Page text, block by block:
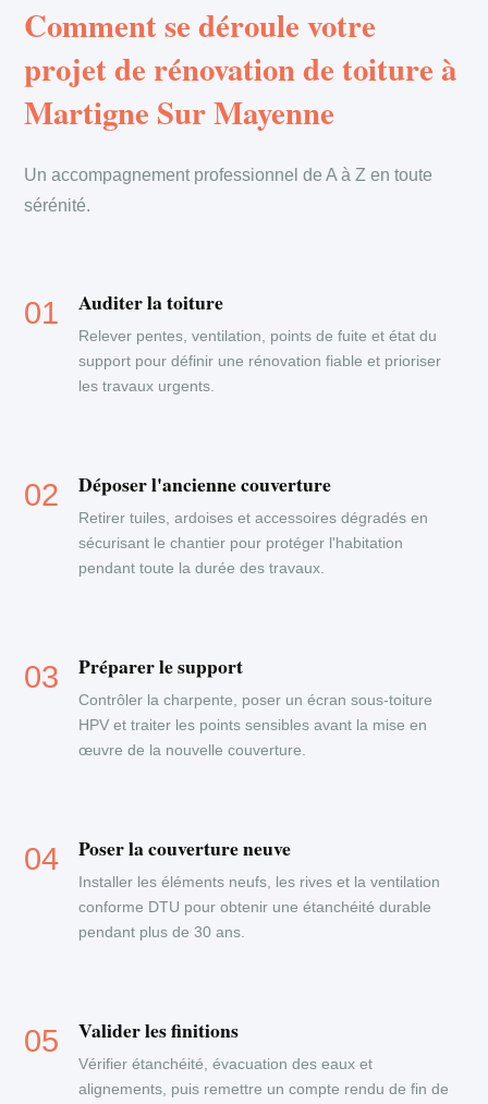
Comment se déroule votre
projet de rénovation de toiture à
Martigne Sur Mayenne
Un accompagnement professionnel de A à Z en toute
sérénité.
Auditer la toiture
Relever pentes, ventilation, points de fuite et état du
support pour définir une rénovation fiable et prioriser
les travaux urgents.
Déposer l'ancienne couverture
Retirer tuiles, ardoises et accessoires dégradés en
sécurisant le chantier pour protéger l'habitation
pendant toute la durée des travaux.
Préparer le support
Contrôler la charpente, poser un écran sous-toiture
HPV et traiter les points sensibles avant la mise en
œuvre de la nouvelle couverture.
Poser la couverture neuve
Installer les éléments neufs, les rives et la ventilation
conforme DTU pour obtenir une étanchéité durable
pendant plus de 30 ans.
Valider les finitions
Vérifier étanchéité, évacuation des eaux et
alignements, puis remettre un compte rendu de fin de